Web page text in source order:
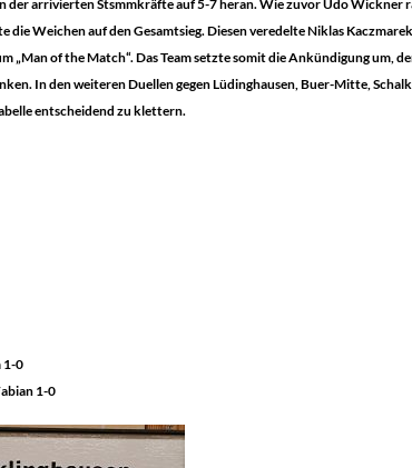
der arrivierten Stsmmkräfte auf 5-7 heran. Wie zuvor Udo Wickner
die Weichen auf den Gesamtsieg. Diesen veredelte Niklas
„Man of the Match“. Das Team setzte somit die Ankündigung um,
In den weiteren Duellen gegen Lüdinghausen, Buer-Mitte,
entscheidend zu klettern.
1-0
1-0